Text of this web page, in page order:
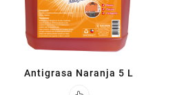
Antigrasa Naranja 5 L